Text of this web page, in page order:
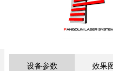
设备参数 效果